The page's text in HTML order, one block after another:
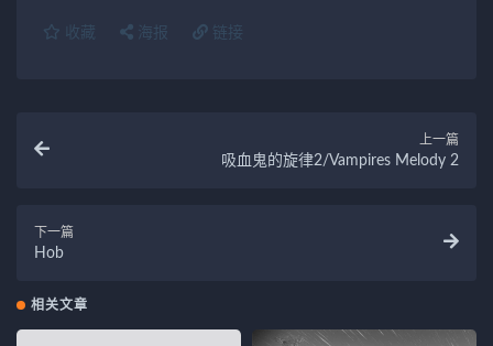
收藏 海报 链接
上一篇
吸血鬼的旋律2/Vampires Melody 2
下一篇
Hob
相关文章